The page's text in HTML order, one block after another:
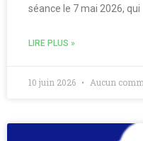
séance le 7 mai 2026, qui
LIRE PLUS »
10 juin 2026 Aucun